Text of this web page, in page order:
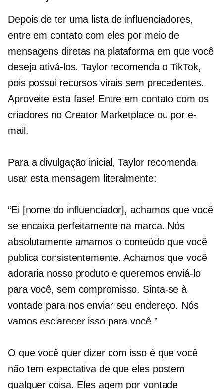
Depois de ter uma lista de influenciadores,
entre em contato com eles por meio de
mensagens diretas na plataforma em que você
deseja ativá-los. Taylor recomenda o TikTok,
pois possui recursos virais sem precedentes.
Aproveite esta fase! Entre em contato com os
criadores no Creator Marketplace ou por e-
mail.
Para a divulgação inicial, Taylor recomenda
usar esta mensagem literalmente:
“Ei [nome do influenciador], achamos que você
se encaixa perfeitamente na marca. Nós
absolutamente amamos o conteúdo que você
publica consistentemente. Achamos que você
adoraria nosso produto e queremos enviá-lo
para você, sem compromisso. Sinta-se à
vontade para nos enviar seu endereço. Nós
vamos esclarecer isso para você.”
O que você quer dizer com isso é que você
não tem expectativa de que eles postem
qualquer coisa. Eles agem por vontade